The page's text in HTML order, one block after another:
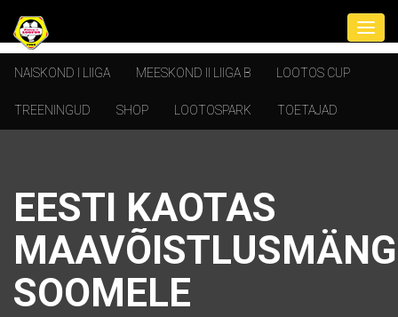
NAISKOND I LIIGA MEESKOND II LIIGA B LOOTOS CUP
TREENINGUD SHOP LOOTOSPARK TOETAJAD
EESTI KAOTAS
SOOMELE